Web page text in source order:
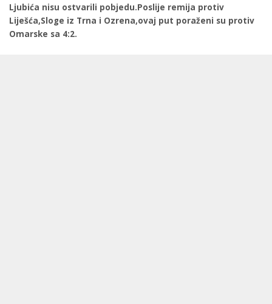
Ljubića nisu ostvarili pobjedu.Poslije remija protiv
Liješća,Sloge iz Trna i Ozrena,ovaj put poraženi su protiv
Omarske sa 4:2.